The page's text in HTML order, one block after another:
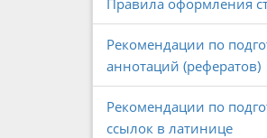
Правила оформления
Рекомендации по
аннотаций (рефератов)
Рекомендации по
ссылок в латинице